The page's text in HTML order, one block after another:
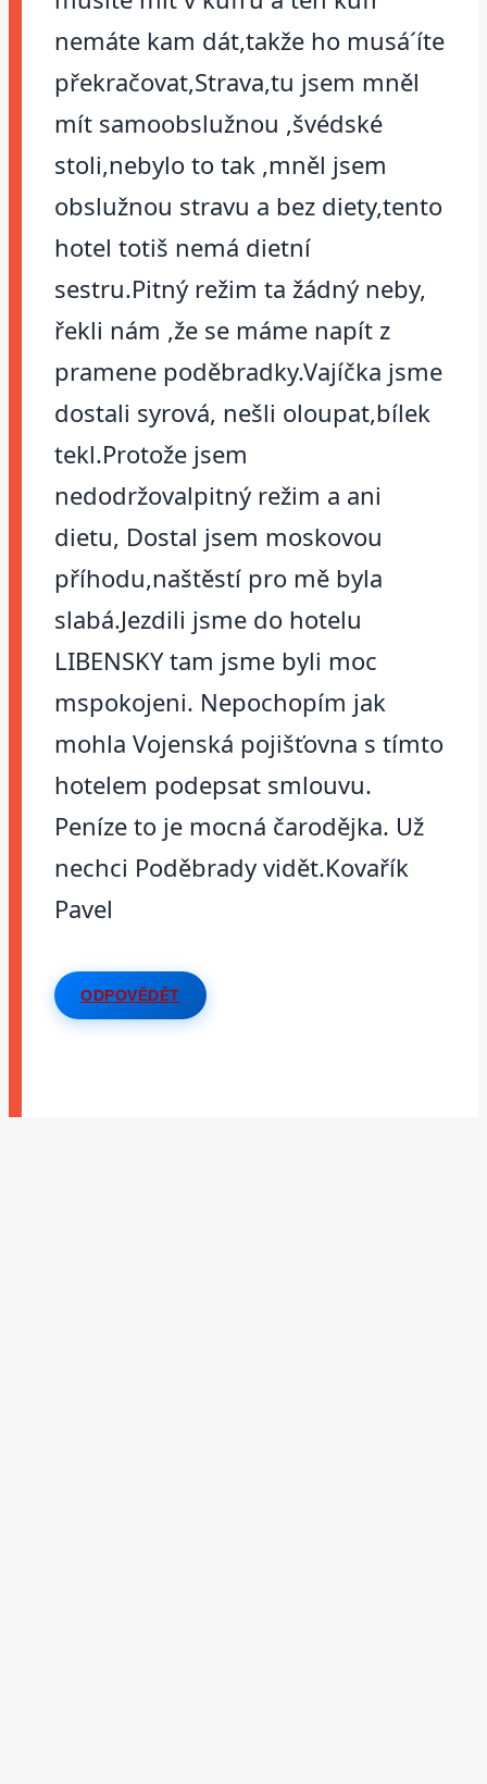
nemáte kam dát,takže ho musá´íte
překračovat,Strava,tu jsem mněl
mít samoobslužnou ,švédské
stoli,nebylo to tak ,mněl jsem
obslužnou stravu a bez diety,tento
hotel totiš nemá dietní
sestru.Pitný režim ta žádný neby,
řekli nám ,že se máme napít z
pramene poděbradky.Vajíčka jsme
dostali syrová, nešli oloupat,bílek
tekl.Protože jsem
nedodržovalpitný režim a ani
dietu, Dostal jsem moskovou
příhodu,naštěstí pro mě byla
slabá.Jezdili jsme do hotelu
LIBENSKY tam jsme byli moc
mspokojeni. Nepochopím jak
mohla Vojenská pojišťovna s tímto
hotelem podepsat smlouvu.
Peníze to je mocná čarodějka. Už
nechci Poděbrady vidět.Kovařík
Pavel
ODPOVĚDĚT